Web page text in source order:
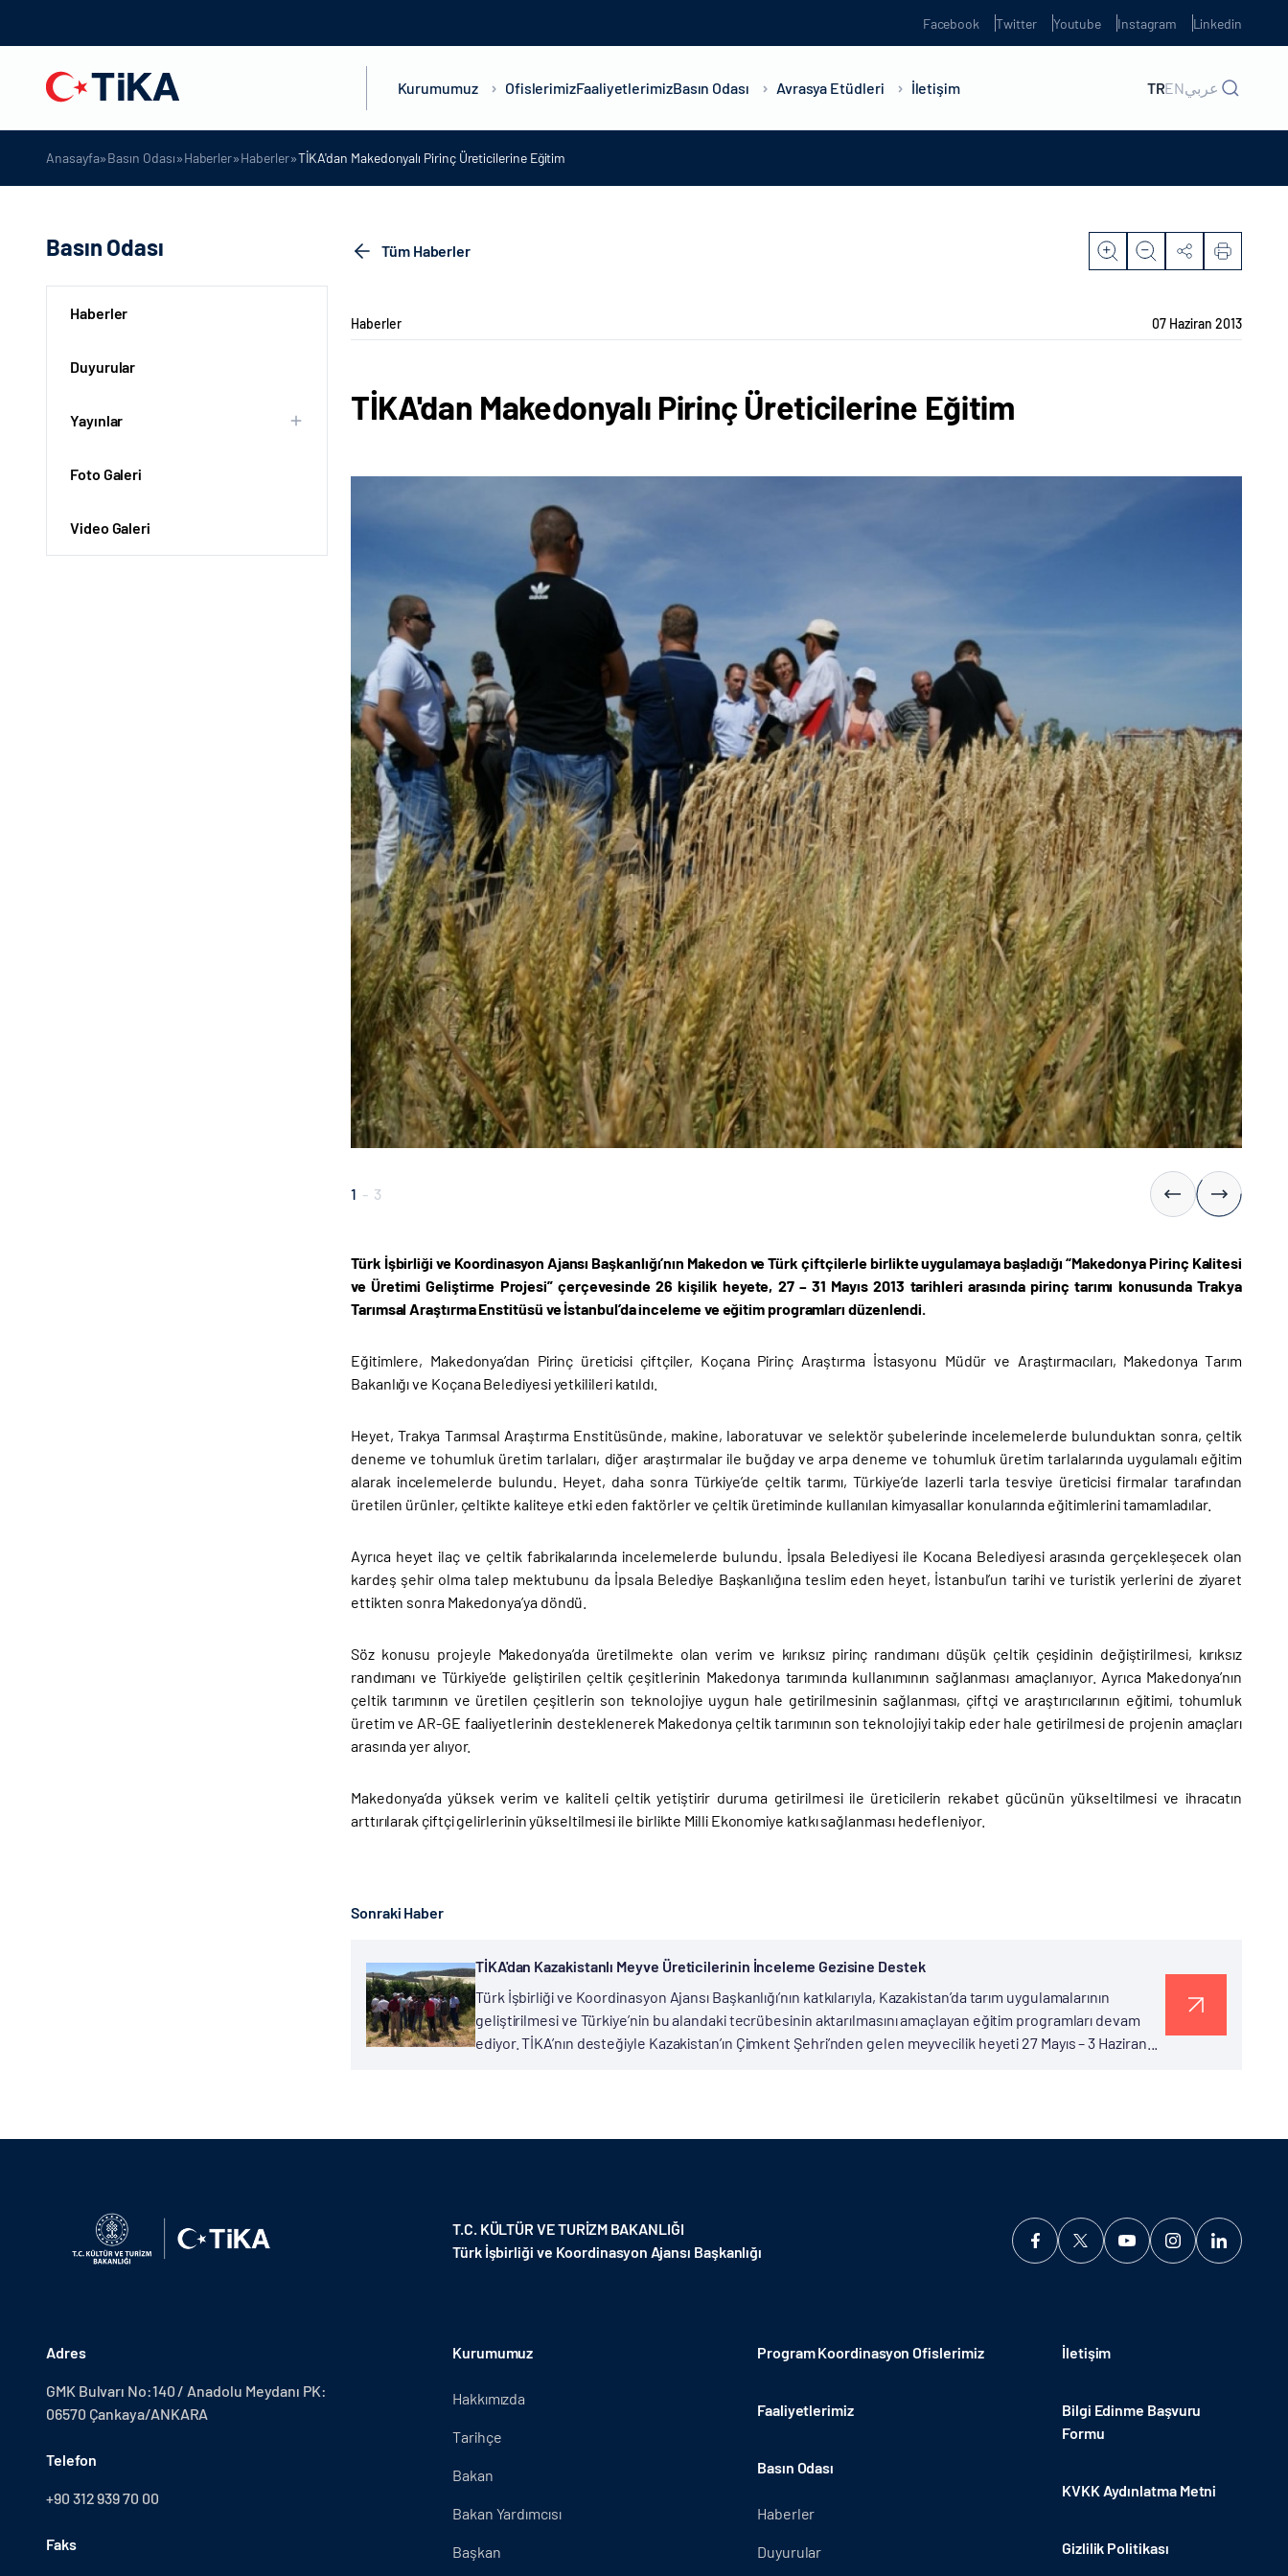
Facebook Twitter Youtube Instagram Linkedin
Kurumumuz OfislerimizFaaliyetlerimizBasın Odası Avrasya Etüdleri İletişim TRENعربي
Anasayfa»Basın Odası»Haberler»Haberler»TİKA'dan Makedonyalı Pirinç Üreticilerine Eğitim
Basın Odası
Haberler
Duyurular
Yayınlar
Foto Galeri
Video Galeri
Tüm Haberler
Haberler 07 Haziran 2013
TİKA'dan Makedonyalı Pirinç Üreticilerine Eğitim
1 - 3
Türk İşbirliği ve Koordinasyon Ajansı Başkanlığı’nın Makedon ve Türk çiftçilerle birlikte uygulamaya başladığı “Makedonya Pirinç Kalitesi
ve Üretimi Geliştirme Projesi” çerçevesinde 26 kişilik heyete, 27 – 31 Mayıs 2013 tarihleri arasında pirinç tarımı konusunda Trakya
Tarımsal Araştırma Enstitüsü ve İstanbul’da inceleme ve eğitim programları düzenlendi.
Eğitimlere, Makedonya’dan Pirinç üreticisi çiftçiler, Koçana Pirinç Araştırma İstasyonu Müdür ve Araştırmacıları, Makedonya Tarım
Bakanlığı ve Koçana Belediyesi yetkilileri katıldı.
Heyet, Trakya Tarımsal Araştırma Enstitüsünde, makine, laboratuvar ve selektör şubelerinde incelemelerde bulunduktan sonra, çeltik
deneme ve tohumluk üretim tarlaları, diğer araştırmalar ile buğday ve arpa deneme ve tohumluk üretim tarlalarında uygulamalı eğitim
alarak incelemelerde bulundu. Heyet, daha sonra Türkiye’de çeltik tarımı, Türkiye’de lazerli tarla tesviye üreticisi firmalar tarafından
üretilen ürünler, çeltikte kaliteye etki eden faktörler ve çeltik üretiminde kullanılan kimyasallar konularında eğitimlerini tamamladılar.
Ayrıca heyet ilaç ve çeltik fabrikalarında incelemelerde bulundu. İpsala Belediyesi ile Kocana Belediyesi arasında gerçekleşecek olan
kardeş şehir olma talep mektubunu da İpsala Belediye Başkanlığına teslim eden heyet, İstanbul’un tarihi ve turistik yerlerini de ziyaret
ettikten sonra Makedonya’ya döndü.
Söz konusu projeyle Makedonya’da üretilmekte olan verim ve kırıksız pirinç randımanı düşük çeltik çeşidinin değiştirilmesi, kırıksız
randımanı ve Türkiye’de geliştirilen çeltik çeşitlerinin Makedonya tarımında kullanımının sağlanması amaçlanıyor. Ayrıca Makedonya’nın
çeltik tarımının ve üretilen çeşitlerin son teknolojiye uygun hale getirilmesinin sağlanması, çiftçi ve araştırıcılarının eğitimi, tohumluk
üretim ve AR-GE faaliyetlerinin desteklenerek Makedonya çeltik tarımının son teknolojiyi takip eder hale getirilmesi de projenin amaçları
arasında yer alıyor.
Makedonya’da yüksek verim ve kaliteli çeltik yetiştirir duruma getirilmesi ile üreticilerin rekabet gücünün yükseltilmesi ve ihracatın
arttırılarak çiftçi gelirlerinin yükseltilmesi ile birlikte Milli Ekonomiye katkı sağlanması hedefleniyor.
Sonraki Haber
TİKA'dan Kazakistanlı Meyve Üreticilerinin İnceleme Gezisine Destek
Türk İşbirliği ve Koordinasyon Ajansı Başkanlığı’nın katkılarıyla, Kazakistan’da tarım uygulamalarının
geliştirilmesi ve Türkiye’nin bu alandaki tecrübesinin aktarılmasını amaçlayan eğitim programları devam
ediyor. TİKA’nın desteğiyle Kazakistan’ın Çimkent Şehri’nden gelen meyvecilik heyeti 27 Mayıs – 3 Haziran...
T.C. KÜLTÜR VE TURİZM BAKANLIĞI
Türk İşbirliği ve Koordinasyon Ajansı Başkanlığı
Adres
GMK Bulvarı No:140 / Anadolu Meydanı PK:
06570 Çankaya/ANKARA
Telefon
+90 312 939 70 00
Faks
Kurumumuz
Hakkımızda
Tarihçe
Bakan
Bakan Yardımcısı
Başkan
Program Koordinasyon Ofislerimiz
Faaliyetlerimiz
Basın Odası
Haberler
Duyurular
İletişim
Bilgi Edinme Başvuru
Formu
KVKK Aydınlatma Metni
Gizlilik Politikası